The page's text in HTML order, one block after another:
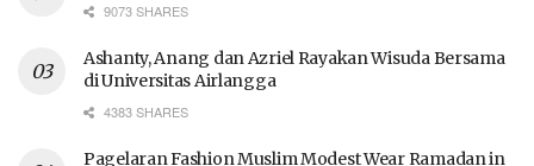
9073 SHARES
Ashanty, Anang dan Azriel Rayakan Wisuda Bersama
di Universitas Airlangga
4383 SHARES
Pagelaran Fashion Muslim Modest Wear Ramadan in